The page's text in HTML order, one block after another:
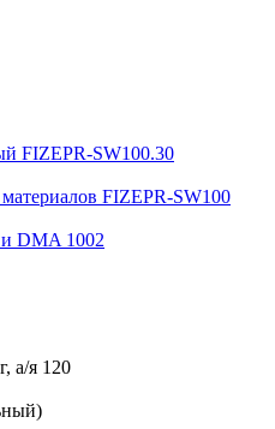
FIZEPR-SW100.30
FIZEPR-SW100
DMA 1002
а/я 120